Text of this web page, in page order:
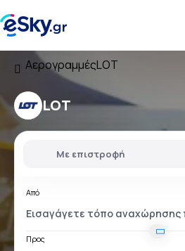
ΑερογραμμέςLOT
LOT
Με επιστροφή
Από
Προς